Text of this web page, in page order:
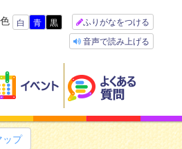
白 青 黒
ふりがなをつける
音声で読み上げる
ップ